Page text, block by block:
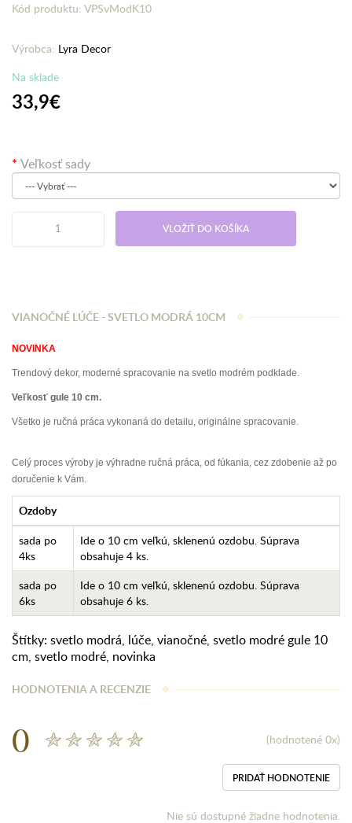
Kód produktu: VPSvModK10
Výrobca: Lyra Decor
Na sklade
33,9€
Veľkosť sady
VLOŽIŤ DO KOŠÍKA
VIANOČNÉ LÚČE - SVETLO MODRÁ 10CM
NOVINKA
Trendový dekor, moderné spracovanie na svetlo modrém podklade.
Veľkosť gule 10 cm.
Všetko je ručná práca vykonaná do detailu, originálne spracovanie.
Celý proces výroby je výhradne ručná práca, od fúkania, cez zdobenie až po
doručenie k Vám.
Ozdoby
sada po
4ks
Ide o 10 cm veľkú, sklenenú ozdobu. Súprava
obsahuje 4 ks.
sada po
6ks
Ide o 10 cm veľkú, sklenenú ozdobu. Súprava
obsahuje 6 ks.
Štítky: svetlo modrá, lúče, vianočné, svetlo modré gule 10
cm, svetlo modré, novinka
HODNOTENIA A RECENZIE
0 (hodnotené 0x)
PRIDAŤ HODNOTENIE
Nie sú dostupné žiadne hodnotenia.